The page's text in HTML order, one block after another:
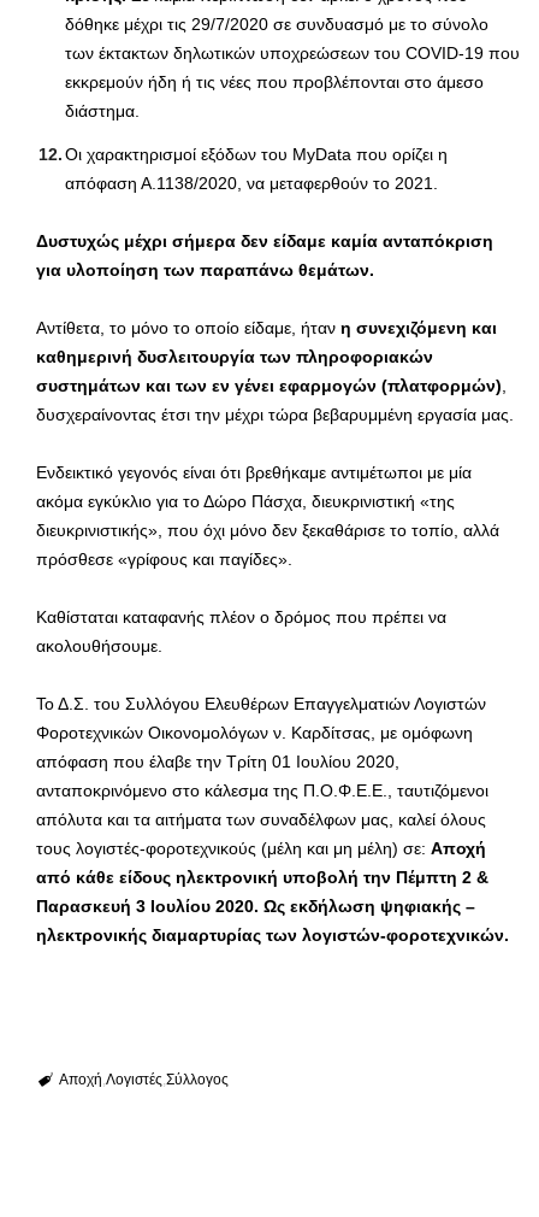
δόθηκε μέχρι τις 29/7/2020 σε συνδυασμό με το σύνολο
των έκτακτων δηλωτικών υποχρεώσεων του COVID-19 που
εκκρεμούν ήδη ή τις νέες που προβλέπονται στο άμεσο
διάστημα.
Οι χαρακτηρισμοί εξόδων του MyData που ορίζει η
απόφαση Α.1138/2020, να μεταφερθούν το 2021.
Δυστυχώς μέχρι σήμερα δεν είδαμε καμία ανταπόκριση
για υλοποίηση των παραπάνω θεμάτων.
Αντίθετα, το μόνο το οποίο είδαμε, ήταν η συνεχιζόμενη και
καθημερινή δυσλειτουργία των πληροφοριακών
συστημάτων και των εν γένει εφαρμογών (πλατφορμών)
δυσχεραίνοντας έτσι την μέχρι τώρα βεβαρυμμένη εργασία μας.
Ενδεικτικό γεγονός είναι ότι βρεθήκαμε αντιμέτωποι με μία
ακόμα εγκύκλιο για το Δώρο Πάσχα, διευκρινιστική «της
διευκρινιστικής», που όχι μόνο δεν ξεκαθάρισε το τοπίο, αλλά
πρόσθεσε «γρίφους και παγίδες».
Καθίσταται καταφανής πλέον ο δρόμος που πρέπει να
ακολουθήσουμε.
Το Δ.Σ. του Συλλόγου Ελευθέρων Επαγγελματιών Λογιστών
Φοροτεχνικών Οικονομολόγων ν. Καρδίτσας, με ομόφωνη
απόφαση που έλαβε την Τρίτη 01 Ιουλίου 2020,
ανταποκρινόμενο στο κάλεσμα της Π.Ο.Φ.Ε.Ε., ταυτιζόμενοι
απόλυτα και τα αιτήματα των συναδέλφων μας, καλεί όλους
τους λογιστές-φοροτεχνικούς (μέλη και μη μέλη) σε: Αποχή
από κάθε είδους ηλεκτρονική υποβολή την Πέμπτη 2 &
Παρασκευή 3 Ιουλίου 2020. Ως εκδήλωση ψηφιακής –
ηλεκτρονικής διαμαρτυρίας των λογιστών-φοροτεχνικών.
Αποχή Λογιστές Σύλλογος